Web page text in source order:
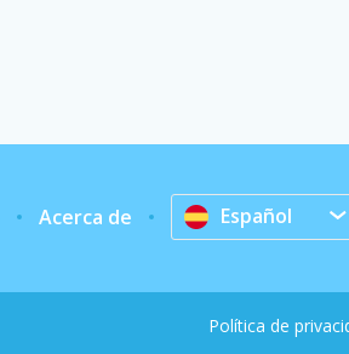
Acerca de Español
Política de